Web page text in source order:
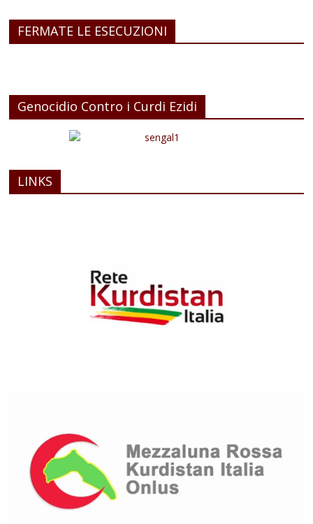
FERMATE LE ESECUZIONI
Genocidio Contro i Curdi Ezidi
LINKS